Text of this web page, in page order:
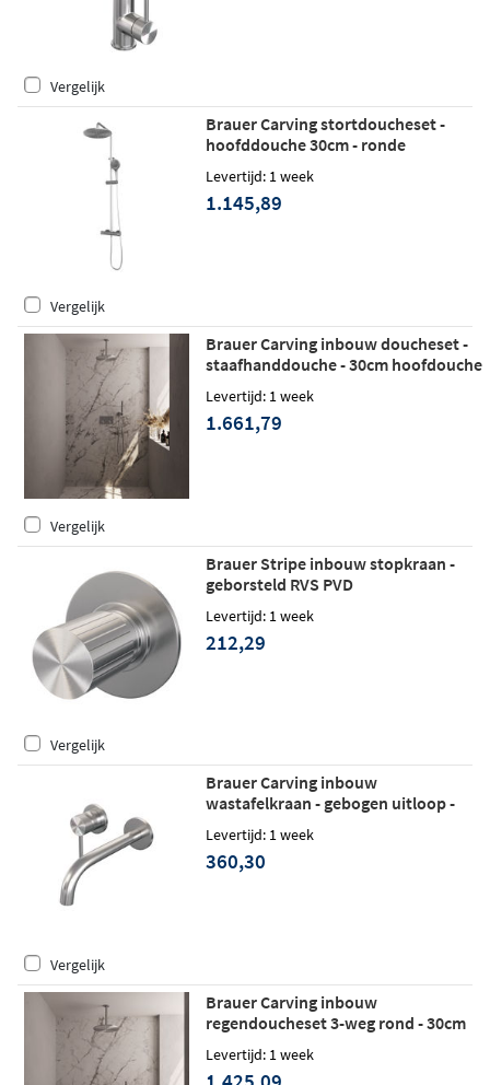
Vergelijk
Brauer Carving stortdoucheset -
hoofddouche 30cm - ronde
Levertijd: 1 week
1.145,89
Vergelijk
Brauer Carving inbouw doucheset -
staafhanddouche - 30cm hoofdouche
geborsteld rvs PVD
Levertijd: 1 week
1.661,79
Vergelijk
Brauer Stripe inbouw stopkraan -
geborsteld RVS PVD
Levertijd: 1 week
212,29
Vergelijk
Brauer Carving inbouw
wastafelkraan - gebogen uitloop -
rozetten - hendel 1 links - geborsteld
RVS PVD
Levertijd: 1 week
360,30
Vergelijk
Brauer Carving inbouw
regendoucheset 3-weg rond - 30cm
hoofddouche - plafondarm -
staafhanddouche - wandhouder -
Levertijd: 1 week